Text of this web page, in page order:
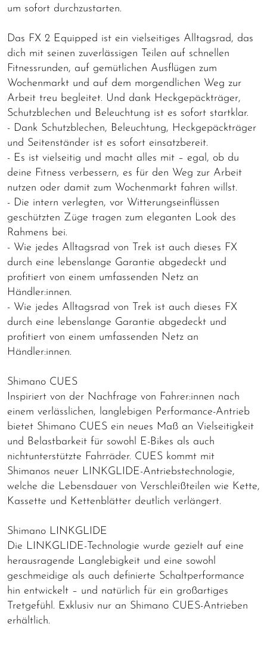
um sofort durchzustarten.
Das FX 2 Equipped ist ein vielseitiges Alltagsrad, das
dich mit seinen zuverlässigen Teilen auf schnellen
Fitnessrunden, auf gemütlichen Ausflügen zum
Wochenmarkt und auf dem morgendlichen Weg zur
Arbeit treu begleitet. Und dank Heckgepäckträger,
Schutzblechen und Beleuchtung ist es sofort startklar.
- Dank Schutzblechen, Beleuchtung, Heckgepäckträger
und Seitenständer ist es sofort einsatzbereit.
- Es ist vielseitig und macht alles mit – egal, ob du
deine Fitness verbessern, es für den Weg zur Arbeit
nutzen oder damit zum Wochenmarkt fahren willst.
- Die intern verlegten, vor Witterungseinflüssen
geschützten Züge tragen zum eleganten Look des
Rahmens bei.
- Wie jedes Alltagsrad von Trek ist auch dieses FX
durch eine lebenslange Garantie abgedeckt und
profitiert von einem umfassenden Netz an
Händler:innen.
- Wie jedes Alltagsrad von Trek ist auch dieses FX
durch eine lebenslange Garantie abgedeckt und
profitiert von einem umfassenden Netz an
Händler:innen.
Shimano CUES
Inspiriert von der Nachfrage von Fahrer:innen nach
einem verlässlichen, langlebigen Performance-Antrieb
bietet Shimano CUES ein neues Maß an Vielseitigkeit
und Belastbarkeit für sowohl E-Bikes als auch
nichtunterstützte Fahrräder. CUES kommt mit
Shimanos neuer LINKGLIDE-Antriebstechnologie,
welche die Lebensdauer von Verschleißteilen wie Kette,
Kassette und Kettenblätter deutlich verlängert.
Shimano LINKGLIDE
Die LINKGLIDE-Technologie wurde gezielt auf eine
herausragende Langlebigkeit und eine sowohl
geschmeidige als auch definierte Schaltperformance
hin entwickelt – und natürlich für ein großartiges
Tretgefühl. Exklusiv nur an Shimano CUES-Antrieben
erhältlich.